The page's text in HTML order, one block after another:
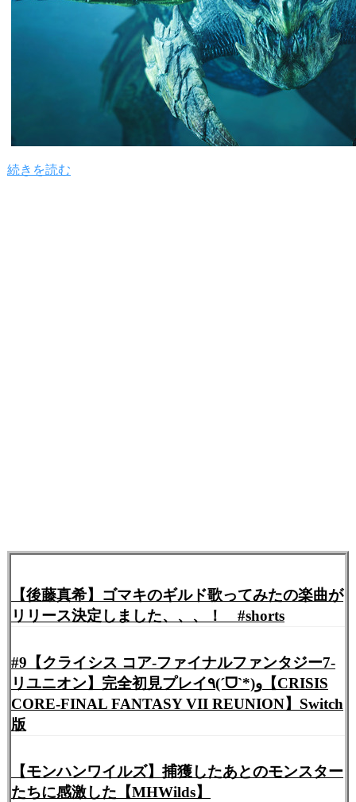
続きを読む
【後藤真希】ゴマキのギルド歌ってみたの楽曲が
リリース決定しました、、、！ #shorts
#9【クライシス コア-ファイナルファンタジー7-
リユニオン】完全初見プレイ٩(ˊᗜˋ*)و【CRISIS
CORE-FINAL FANTASY VII REUNION】Switch
版
【モンハンワイルズ】捕獲したあとのモンスター
たちに感激した【MHWilds】